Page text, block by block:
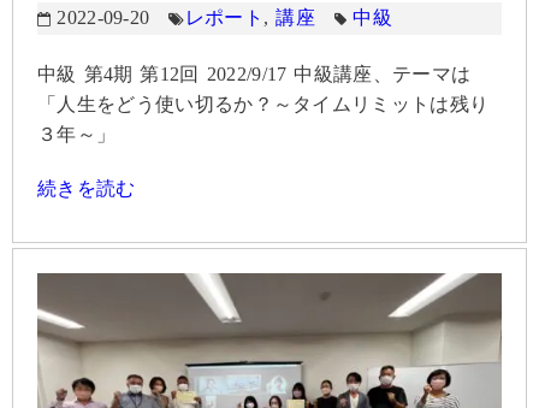
2022-09-20
レポート ,講座 中級
中級 第4期 第12回 2022/9/17 中級講座、テーマは
「人生をどう使い切るか？～タイムリミットは残り
３年～」
続きを読む